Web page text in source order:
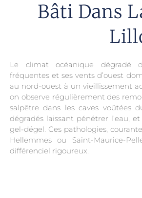
Bâti Dans
Le climat océanique dégradé
fréquentes et ses vents d’ouest
au nord-ouest à un vieillissement
on observe régulièrement des
salpêtre dans les caves voûtées
dégradés laissant pénétrer l’eau,
gel-dégel. Ces pathologies,
Hellemmes ou Saint-Maurice-
différenciel rigoureux.